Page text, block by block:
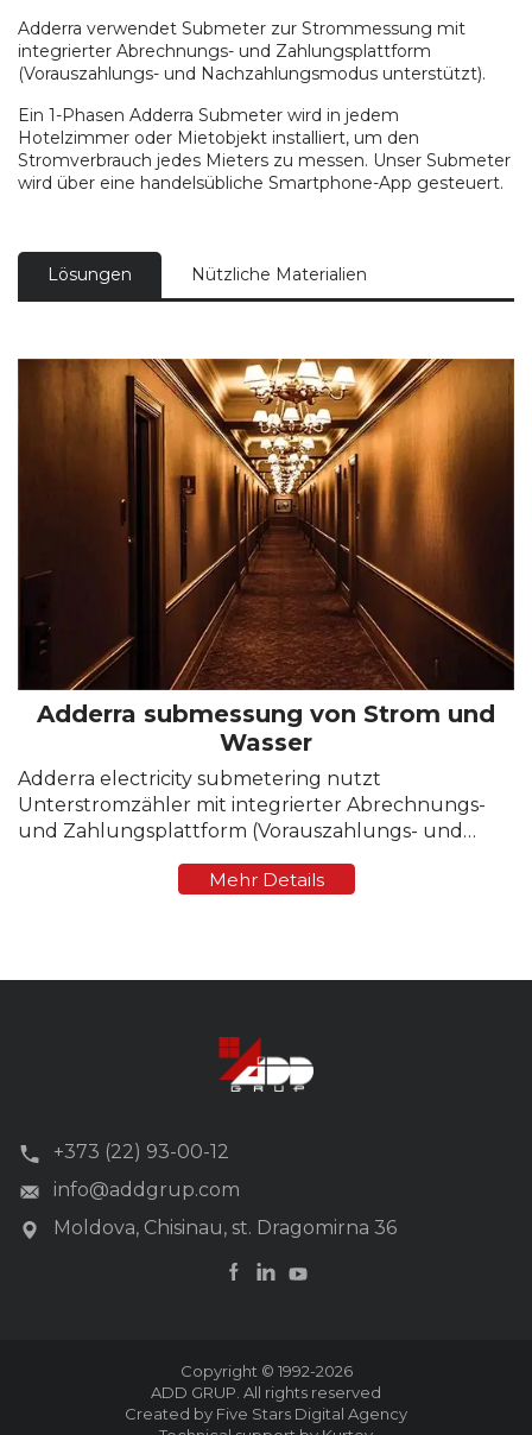
Adderra verwendet Submeter zur Strommessung mit
integrierter Abrechnungs- und Zahlungsplattform
(Vorauszahlungs- und Nachzahlungsmodus unterstützt).
Ein 1-Phasen Adderra Submeter wird in jedem
Hotelzimmer oder Mietobjekt installiert, um den
Stromverbrauch jedes Mieters zu messen. Unser Submeter
wird über eine handelsübliche Smartphone-App gesteuert.
Lösungen Nützliche Materialien
Adderra submessung von Strom und
Wasser
Adderra electricity submetering nutzt
Unterstromzähler mit integrierter Abrechnungs-
und Zahlungsplattform (Vorauszahlungs- und
Hotelzimmer oder Mietobjekt wird ein 1-phasiger
Mehr Details
+373 (22) 93-00-12
info@addgrup.com
Moldova, Chisinau, st. Dragomirna 36
Copyright © 1992-2026
ADD GRUP. All rights reserved
Created by Five Stars Digital Agency